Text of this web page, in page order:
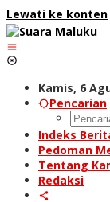
Lewati ke konten
Kamis, 6
Pencarian
Indeks
Pedoman
Tentang
Redaksi